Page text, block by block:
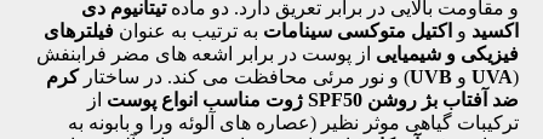
و مقاومت بالایی در برابر تعریق دارد. دو مادهتیتانیوم دی
اکسید و اکتیل متوکسی سینامات به ترتیب به عنوان فیلترهای
فیزیکی و شیمیایی از پوست در برابر اشعه های مضر فرابنفش
(
UVA و UVB) و نور مرئی محافظت می کند. در ساختارکرم
ضد آفتاب بژ روشن SPF50 ژوت مناسب انواع پوست
از
ترکیبات گیاهی موثر نظیر (عصاره های آلوئه ورا و بابونه به